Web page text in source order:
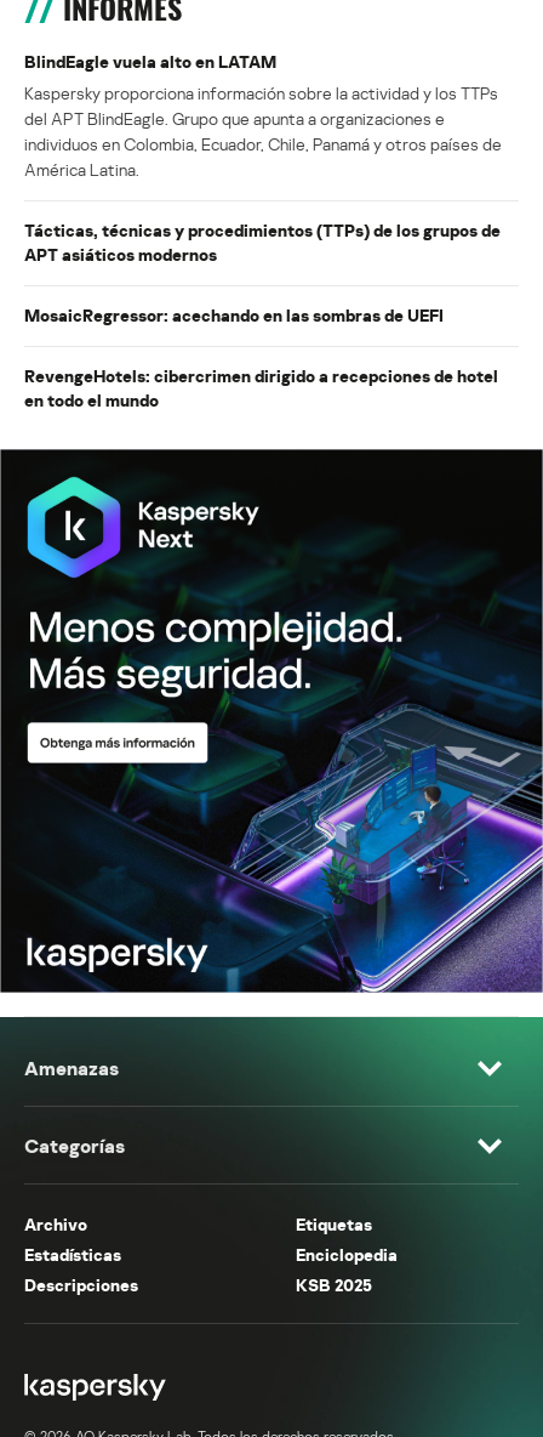
INFORMES
BlindEagle vuela alto en LATAM
Kaspersky proporciona información sobre la actividad y los TTPs
del APT BlindEagle. Grupo que apunta a organizaciones e
individuos en Colombia, Ecuador, Chile, Panamá y otros países de
América Latina.
Tácticas, técnicas y procedimientos (TTPs) de los grupos de
APT asiáticos modernos
MosaicRegressor: acechando en las sombras de UEFI
RevengeHotels: cibercrimen dirigido a recepciones de hotel
en todo el mundo
Amenazas
Categorías
Archivo
Etiquetas
Estadísticas
Enciclopedia
Descripciones
KSB 2025